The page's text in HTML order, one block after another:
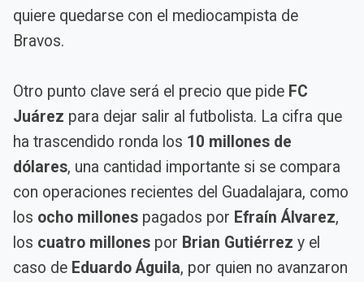
quiere quedarse con el mediocampista de
Bravos.
Otro punto clave será el precio que pide FC
Juárez para dejar salir al futbolista. La cifra que
ha trascendido ronda los 10 millones de
dólares, una cantidad importante si se compara
con operaciones recientes del Guadalajara, como
los ocho millones pagados por Efraín Álvarez,
los cuatro millones por Brian Gutiérrez y el
caso de Eduardo Águila, por quien no avanzaron